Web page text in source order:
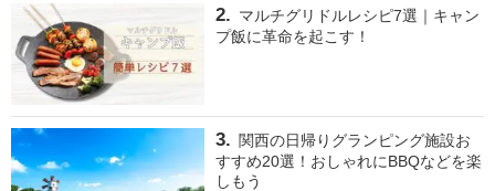
マルチグリドルレシピ7選｜キャン
プ飯に革命を起こす！
関西の日帰りグランピング施設お
すすめ20選！おしゃれにBBQなどを楽
しもう